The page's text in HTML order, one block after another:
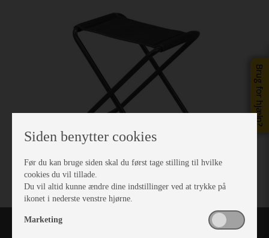
Brug for hjælp?
Siden benytter cookies
Før du kan bruge siden skal du først tage stilling til hvilke
cookies du vil tillade.
Du vil altid kunne ændre dine indstillinger ved at trykke på
ikonet i nederste venstre hjørne.
Marketing